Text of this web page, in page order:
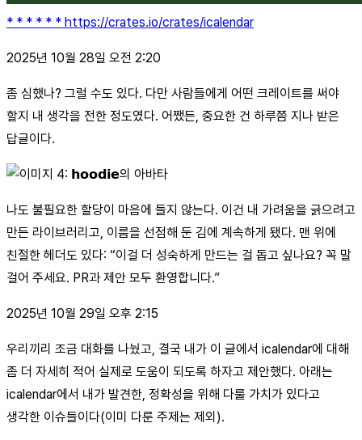
* * * * * * https://crates.io/crates/icalendar
2025년 10월 28일 오전 2:20
좀 심했나? 그럴 수도 있다. 다만 사람들에게 어떤 크레이트를 써야
할지 내 생각을 전한 정도였다. 어쨌든, 중요한 건 하루쯤 지나 받은
답글이다.
나도 불필요한 할당이 마음에 들지 않는다. 이건 내 가려움을 긁으려고
만든 라이브러리고, 이름을 선점해 둔 김에 계속하게 됐다. 맨 위에
친절한 헤더도 있다: “이걸 더 성숙하게 만드는 걸 돕고 싶나요? 꼭 말
걸어 주세요. PR과 제안 모두 환영합니다.”
2025년 10월 29일 오후 2:15
우리끼리 조금 대화를 나눴고, 결국 내가 이 글에서 icalendar에 대해
좀 더 자세히 적어 실제로 도움이 되도록 하자고 제안했다. 아래는
icalendar에서 내가 발견한, 정확성을 위해 다룰 가치가 있다고
생각한 이슈들이다(이미 다룬 주제는 제외).